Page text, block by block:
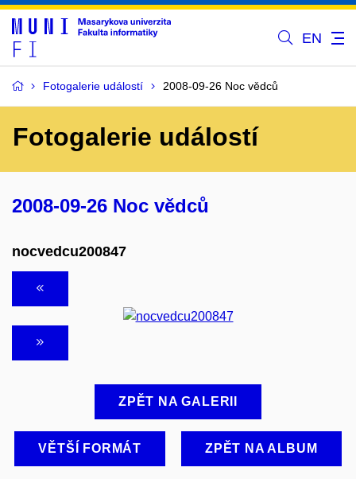
EN
Fotogalerie událostí 2008-09-26 Noc vědců
Fotogalerie událostí
2008-09-26 Noc vědců
nocvedcu200847
ZPĚT NA GALERII
VĚTŠÍ FORMÁT ZPĚT NA ALBUM